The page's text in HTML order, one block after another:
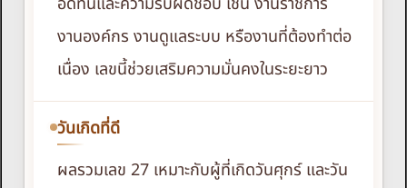
งานองค์กร งานดูแลระบบ หรืองานที่ต้องทำต่อ
เนื่อง เลขนี้ช่วยเสริมความมั่นคงในระยะยาว
วันเกิดที่ดี
ผลรวมเลข 27 เหมาะกับผู้ที่เกิดวันศุกร์ และวัน